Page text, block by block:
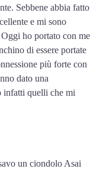
Sebbene abbia fatto
e mi sono
ho portato con me
di essere portate
più forte con
dato una
infatti quelli che mi
un ciondolo Asai